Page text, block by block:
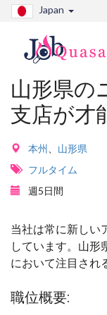
Japan
山形県の
支店が才
本州
山形県
フルタイム
週5日間
当社は常に新しい
しています。山形
において注目され
職位概要: